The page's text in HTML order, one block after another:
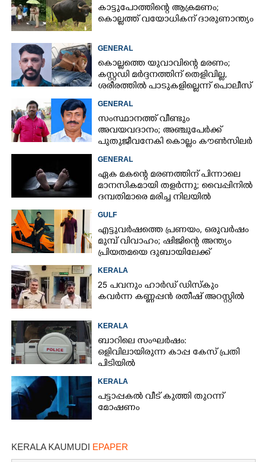
കാട്ടുപോത്തിന്റെ ആക്രമണം;
കൊല്ലത്ത് വയോധികന് ദാരുണാന്ത്യം
GENERAL
കൊല്ലത്തെ യുവാവിന്റെ മരണം;
കസ്റ്റഡി മർദ്ദനത്തിന് തെളിവില്ല,
ശരീരത്തിൽ പാടുകളില്ലെന്ന് പൊലീസ്
GENERAL
സംസ്ഥാനത്ത് വീണ്ടും
അവയവദാനം; അഞ്ചുപേർക്ക്
പുതുജീവനേകി കൊല്ലം കൗൺസിലർ
ബി അജിത് കുമാർ
GENERAL
ഏക മകന്റെ മരണത്തിന് പിന്നാലെ
മാനസികമായി തളർന്നു; വൈപ്പിനിൽ
ദമ്പതിമാരെ മരിച്ച നിലയിൽ
കണ്ടെത്തി
GULF
എട്ടുവർഷത്തെ പ്രണയം,​ ഒരുവർഷം
മുമ്പ് വിവാഹം; ഷിജിന്റെ അന്ത്യം
പ്രിയതമയെ ദുബായിലേക്ക്
കൊണ്ടുവരാനുള്ള ഒരുക്കത്തിനിടെ
KERALA
25 പവനും ഹാർഡ് ഡിസ്കും
കവർന്ന കണ്ണപ്പൻ രതീഷ് അറസ്റ്റിൽ
KERALA
ബാറിലെ സംഘർഷം:
ഒളിവിലായിരുന്ന കാപ്പ കേസ് പ്രതി
പിടിയിൽ
KERALA
പട്ടാപ്പകൽ വീട് കുത്തി തുറന്ന്
മോഷണം
KERALA KAUMUDI EPAPER